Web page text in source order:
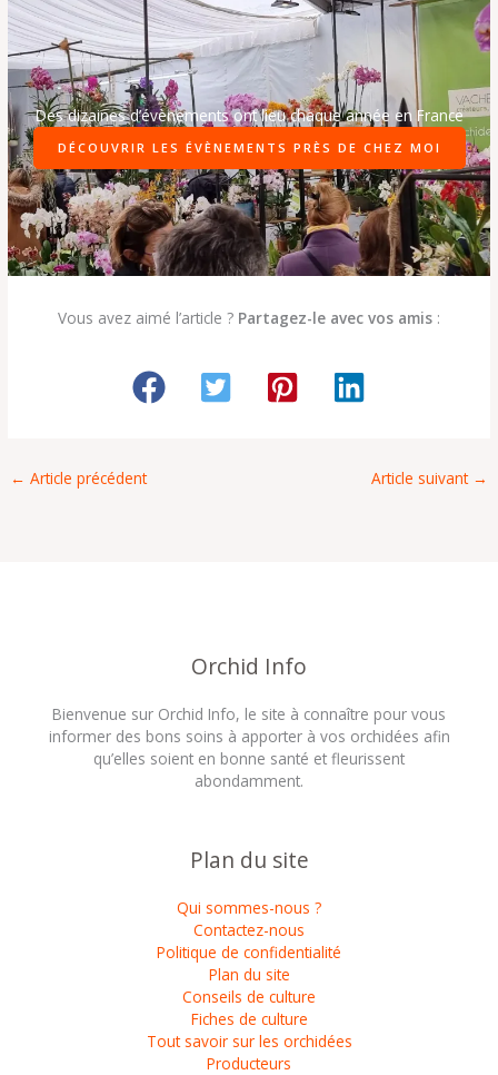
Des dizaines d’évènements ont lieu chaque année en France
DÉCOUVRIR LES ÉVÈNEMENTS PRÈS DE CHEZ MOI
Vous avez aimé l’article ? Partagez-le avec vos amis :
← Article précédent Article suivant →
Orchid Info
Bienvenue sur Orchid Info, le site à connaître pour vous
informer des bons soins à apporter à vos orchidées afin
qu’elles soient en bonne santé et fleurissent
abondamment.
Plan du site
Qui sommes-nous ?
Contactez-nous
Politique de confidentialité
Plan du site
Conseils de culture
Fiches de culture
Tout savoir sur les orchidées
Producteurs